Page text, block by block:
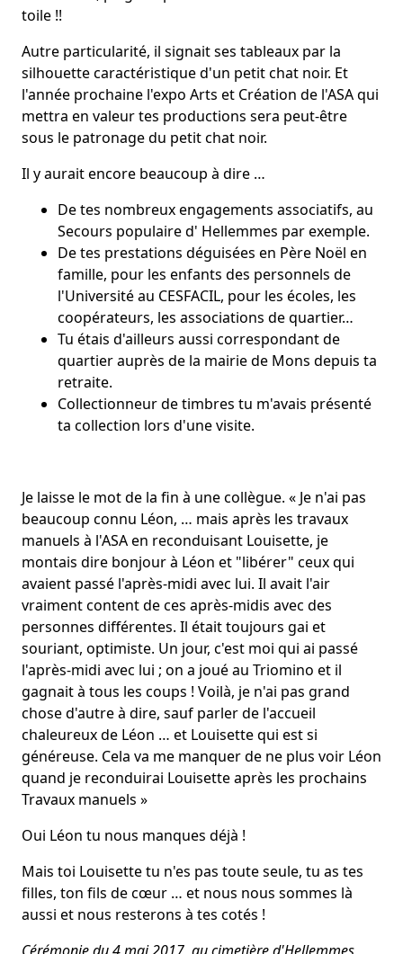
toile !!
Autre particularité, il signait ses tableaux par la
silhouette caractéristique d'un petit chat noir. Et
l'année prochaine l'expo Arts et Création de l'ASA qui
mettra en valeur tes productions sera peut-être
sous le patronage du petit chat noir.
Il y aurait encore beaucoup à dire …
De tes nombreux engagements associatifs, au
Secours populaire d' Hellemmes par exemple.
De tes prestations déguisées en Père Noël en
famille, pour les enfants des personnels de
l'Université au CESFACIL, pour les écoles, les
coopérateurs, les associations de quartier…
Tu étais d'ailleurs aussi correspondant de
quartier auprès de la mairie de Mons depuis ta
retraite.
Collectionneur de timbres tu m'avais présenté
ta collection lors d'une visite.
Je laisse le mot de la fin à une collègue. « Je n'ai pas
beaucoup connu Léon, … mais après les travaux
manuels à l'ASA en reconduisant Louisette, je
montais dire bonjour à Léon et "libérer" ceux qui
avaient passé l'après-midi avec lui. Il avait l'air
vraiment content de ces après-midis avec des
personnes différentes. Il était toujours gai et
souriant, optimiste. Un jour, c'est moi qui ai passé
l'après-midi avec lui ; on a joué au Triomino et il
gagnait à tous les coups ! Voilà, je n'ai pas grand
chose d'autre à dire, sauf parler de l'accueil
chaleureux de Léon … et Louisette qui est si
généreuse. Cela va me manquer de ne plus voir Léon
quand je reconduirai Louisette après les prochains
Travaux manuels »
Oui Léon tu nous manques déjà !
Mais toi Louisette tu n'es pas toute seule, tu as tes
filles, ton fils de cœur … et nous nous sommes là
aussi et nous resterons à tes cotés !